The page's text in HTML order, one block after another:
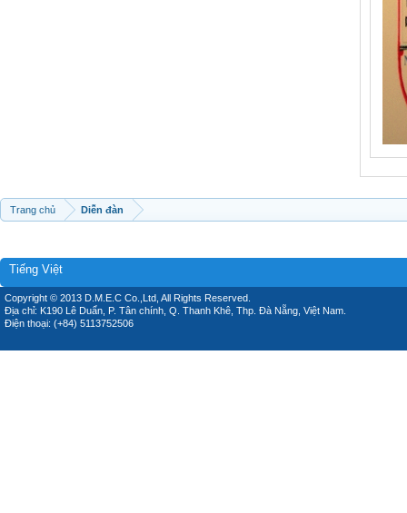
Trang chủ Diễn đàn
Tiếng Việt
Copyright © 2013 D.M.E.C Co.,Ltd, All Rights Reserved.
Địa chỉ: K190 Lê Duẩn, P. Tân chính, Q. Thanh Khê, Thp. Đà Nẵng, Việt Nam.
Điện thoại: (+84) 5113752506